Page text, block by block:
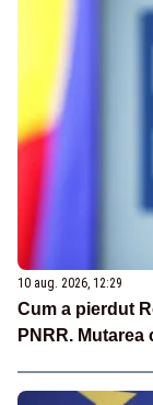
10 aug. 2026, 12:29
Cum a pierdut
PNRR.